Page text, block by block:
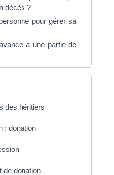
décès ?
pour gérer sa
à une partie de
des héritiers
: donation
de donation